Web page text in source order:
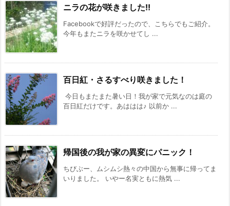
ニラの花が咲きました!!
Facebookで好評だったので、こちらでもご紹介。
今年もまたニラを咲かせてし ...
百日紅・さるすべり咲きました！
今日もまたまた暑い日！我が家で元気なのは庭の
百日紅だけです。あははは♪ 以前か ...
帰国後の我が家の異変にパニック！
ちびぶー、ムシムシ熱々の中国から無事に帰ってま
いりました。 いやー名実ともに熱気 ...